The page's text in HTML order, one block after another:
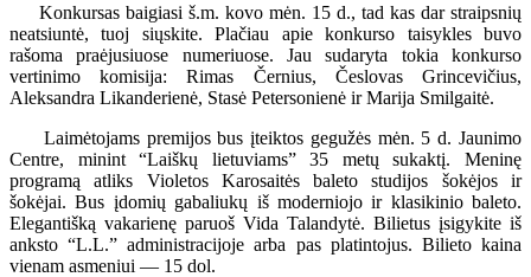
Konkursas baigiasi š.m. kovo mėn. 15 d., tad kas dar straipsnių
neatsiuntė, tuoj siųskite. Plačiau apie konkurso taisykles buvo
rašoma praėjusiuose numeriuose. Jau sudaryta tokia konkurso
vertinimo komisija: Rimas Černius, Česlovas Grincevičius,
Aleksandra Likanderienė, Stasė Petersonienė ir Marija Smilgaitė.
Laimėtojams premijos bus įteiktos gegužės mėn. 5 d. Jaunimo
Centre, minint “Laiškų lietuviams” 35 metų sukaktį. Meninę
programą atliks Violetos Karosaitės baleto studijos šokėjos ir
šokėjai. Bus įdomių gabaliukų iš moderniojo ir klasikinio baleto.
Elegantišką vakarienę paruoš Vida Talandytė. Bilietus įsigykite iš
anksto “L.L.” administracijoje arba pas platintojus. Bilieto kaina
vienam asmeniui — 15 dol.